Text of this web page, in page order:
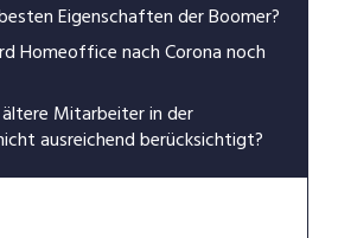
Eigenschaften der Boomer?
Homeoffice nach Corona noch
Mitarbeiter in der
ausreichend berücksichtigt?